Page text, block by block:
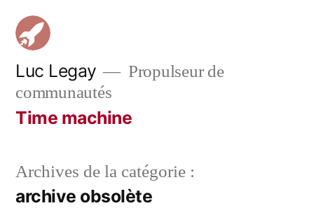
Aller
contenu
Luc Legay
Propulseur de
communautés
Time machine
Archives de la catégorie :
archive obsolète